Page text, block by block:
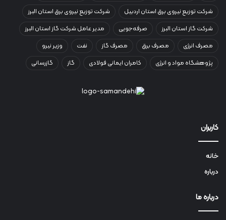
شرکت توزیع نیروی برق استان اردبیل
شرکت توزیع نیروی برق استان البرز
شرکت گاز استان البرز
صرفه‌جویی
مدیر عامل شرکت گاز استان البرز
مصرف انرژی
مصرف برق مصرف گاز نفت
وزیر نیرو
پژوهشگاه مواد و انرژی
کامران ایمانی فولادی گاز گازرسانی
کاربران
خانه
درباره
درباره ما